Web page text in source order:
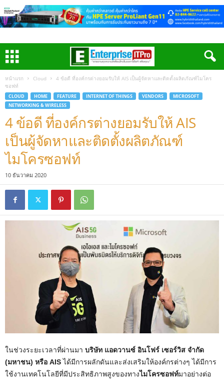
หน้าแรก Cloud
4 ข้อดี ที่องค์กรต่างยอมรับให้ AIS เป็นผู้จัดหาและติดตั้งผลิตภัณฑ์ไมโคร
ซอฟท์
CLOUD HOME FEATURE INTERNET OF THINGS VENDORS
MICROSOFT
NETWORKING & WIRELESS
4 ข้อดี ที่องค์กรต่างยอมรับให้ AIS
เป็นผู้จัดหาและติดตั้งผลิตภัณฑ์
ไมโครซอฟท์
10 ธันวาคม 2020
ในช่วงระยะเวลาที่ผ่านมา บริษัท แอดวานซ์ อินโฟร์ เซอร์วิส จำกัด
(มหาชน) หรือ AISได้มีการผลักดันและส่งเสริมให้องค์กรต่างๆ ได้มีการ
ใช้งานเทคโนโลยีที่มีประสิทธิภาพสูงของทางไมโครซอฟท์มาอย่างต่อ